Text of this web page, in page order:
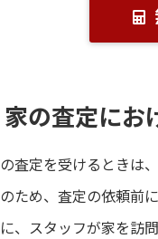
家の査定にお
査定を受けるときは
ため、査定の依頼前
、スタッフが家を訪